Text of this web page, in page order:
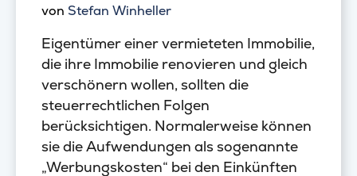
von Stefan Winheller
Eigentümer einer vermieteten Immobilie,
die ihre Immobilie renovieren und gleich
verschönern wollen, sollten die
steuerrechtlichen Folgen
berücksichtigen. Normalerweise können
sie die Aufwendungen als sogenannte
„Werbungskosten“ bei den Einkünften